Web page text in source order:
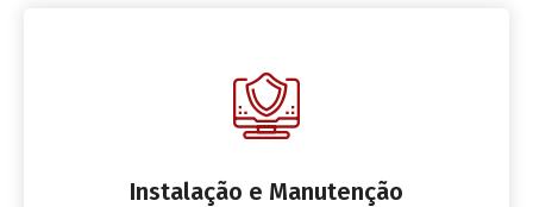
Instalação e Manutenção